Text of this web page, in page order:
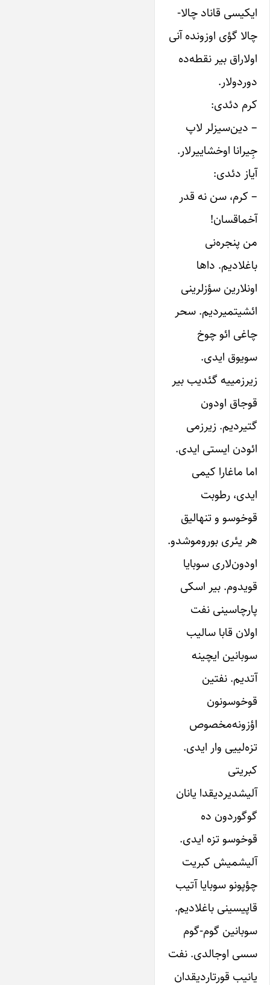
ایکیسی قاناد چالا-
چالا گؤی اوزونده آنی
اولاراق بیر نقطه‌ده
دوردولار.
کرم دئدی:
– دین‌سیزلر لاپ
جِیرانا اوخشاییرلار.
آیاز دئدی:
– کر‌م، سن نه قدر
آخماقسان!
من پنجره‌نی
باغلادیم. داها
اونلارین سؤزلرینی
ائشیتمیردیم. سحر
چاغی ائو چوخ
سویوق ایدی.
زیرزمییه گئدیب بیر
قوجاق اودون
گتیردیم. زیرزمی
ائودن ایستی ایدی.
اما ماغارا کیمی
ایدی، رطوبت
قوخوسو و تنهالیق
هر یئری بوروموشدو.
اودون‌لاری سوبایا
قویدوم. بیر اسکی
پارچاسینی نفت
اولان قابا سالیب
سوبانین ایچینه
آتدیم. نفتین
قوخوسونون
اؤزونه‌مخصوص
تزه‌لییی وار ایدی.
کبریتی
آلیشدیردیقدا یانان
گوگوردون ده
قوخوسو تزه ایدی.
آلیشمیش کبریت
چؤپونو سوبایا آتیب
قاپیسینی باغلادیم.
سوبانین گوم-گوم
سسی اوجالدی. نفت
یانیب قورتاردیقدان